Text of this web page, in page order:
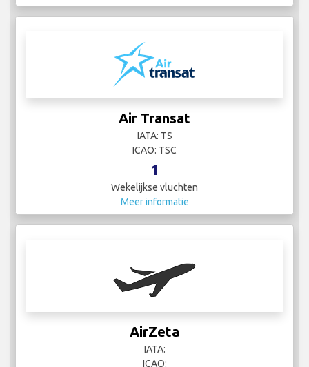
Air Transat
IATA: TS
ICAO: TSC
1
Wekelijkse vluchten
Meer informatie
AirZeta
IATA:
ICAO: